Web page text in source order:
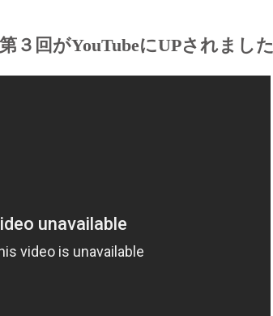
３回がYouTubeにUPされました